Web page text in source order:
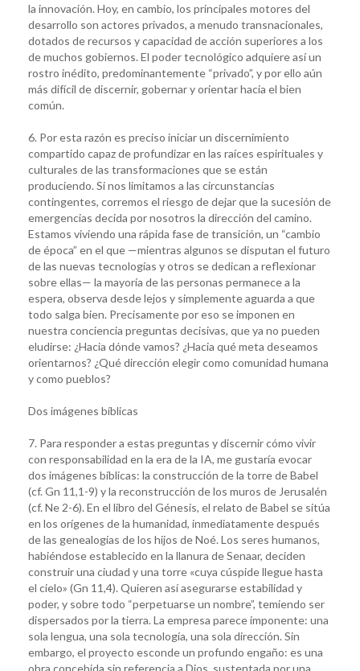
la innovación. Hoy, en cambio, los principales motores del
desarrollo son actores privados, a menudo transnacionales,
dotados de recursos y capacidad de acción superiores a los
de muchos gobiernos. El poder tecnológico adquiere así un
rostro inédito, predominantemente “privado”, y por ello aún
más difícil de discernir, gobernar y orientar hacia el bien
común.
6. Por esta razón es preciso iniciar un discernimiento
compartido capaz de profundizar en las raíces espirituales y
culturales de las transformaciones que se están
produciendo. Si nos limitamos a las circunstancias
contingentes, corremos el riesgo de dejar que la sucesión de
emergencias decida por nosotros la dirección del camino.
Estamos viviendo una rápida fase de transición, un “cambio
de época” en el que —mientras algunos se disputan el futuro
de las nuevas tecnologías y otros se dedican a reflexionar
sobre ellas— la mayoría de las personas permanece a la
espera, observa desde lejos y simplemente aguarda a que
todo salga bien. Precisamente por eso se imponen en
nuestra conciencia preguntas decisivas, que ya no pueden
eludirse: ¿Hacia dónde vamos? ¿Hacia qué meta deseamos
orientarnos? ¿Qué dirección elegir como comunidad humana
y como pueblos?
Dos imágenes bíblicas
7. Para responder a estas preguntas y discernir cómo vivir
con responsabilidad en la era de la IA, me gustaría evocar
dos imágenes bíblicas: la construcción de la torre de Babel
(cf. Gn 11,1-9) y la reconstrucción de los muros de Jerusalén
(cf. Ne 2-6). En el libro del Génesis, el relato de Babel se sitúa
en los orígenes de la humanidad, inmediatamente después
de las genealogías de los hijos de Noé. Los seres humanos,
habiéndose establecido en la llanura de Senaar, deciden
construir una ciudad y una torre «cuya cúspide llegue hasta
el cielo» (Gn 11,4). Quieren así asegurarse estabilidad y
poder, y sobre todo “perpetuarse un nombre”, temiendo ser
dispersados por la tierra. La empresa parece imponente: una
sola lengua, una sola tecnología, una sola dirección. Sin
embargo, el proyecto esconde un profundo engaño: es una
obra concebida sin referencia a Dios, sustentada por una